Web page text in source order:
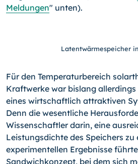
Meldungen" unten).
Latentwärmespeicher
Für den Temperaturbereich
Kraftwerke war bislang
eines wirtschaftlich attraktiven
Denn die wesentliche
Wissenschaftler darin, eine
Leistungsdichte des Speichers zu
experimentellen Ergebnisse
Sandwichkonzept, bei dem sich